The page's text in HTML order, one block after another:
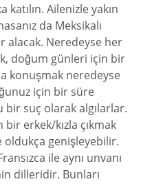
Ailenizle yakın
da Meksikalı
alacak. Neredeyse her
doğum günleri için bir
konuşmak neredeyse
için bir süre
suç olarak algılarlar.
erkek/kızla çıkmak
oldukça genişleyebilir.
ile aynı unvanı
dilleridir. Bunları